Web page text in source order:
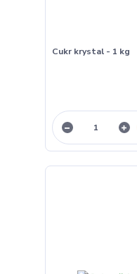
Cukr krystal - 1 kg